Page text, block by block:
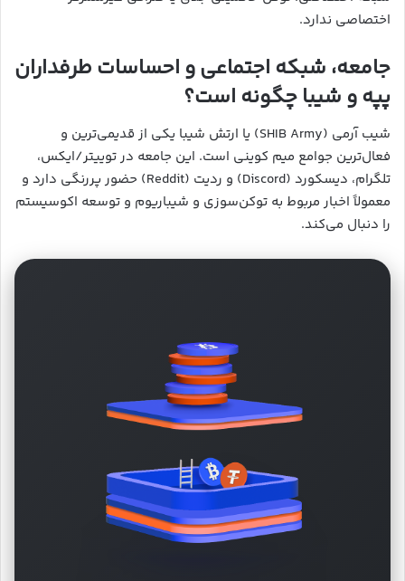
اختصاصی ندارد.
جامعه، شبکه اجتماعی و احساسات طرفداران
پپه و شیبا چگونه است؟
شیب آرمی (SHIB Army) یا ارتش شیبا یکی از قدیمی‌ترین و
فعال‌ترین جوامع میم کوینی است. این جامعه در توییتر/ایکس،
تلگرام، دیسکورد (Discord) و ردیت (Reddit) حضور پررنگی دارد و
معمولاً اخبار مربوط به توکن‌سوزی و شیباریوم و توسعه اکوسیستم
را دنبال می‌کند.